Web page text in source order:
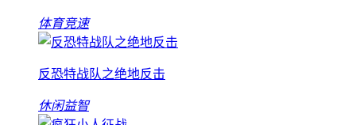
体育竞速
反恐特战队之绝地反击
休闲益智